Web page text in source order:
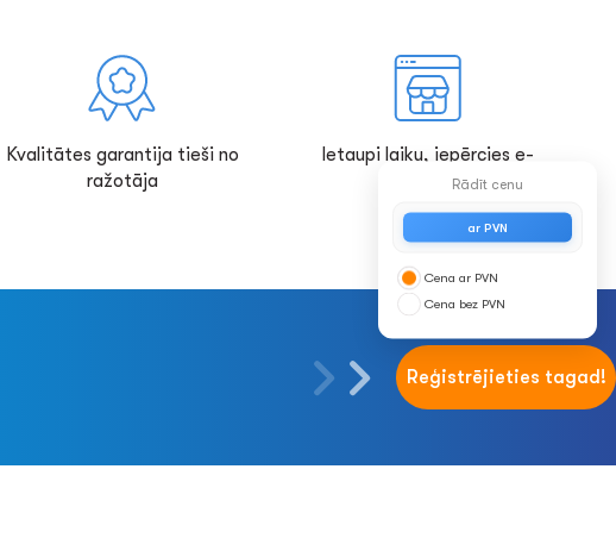
Rādīt cenu
ar PVN
Cena ar PVN
Cena bez PVN
Kvalitātes garantija tieši no
ražotāja
Ietaupi laiku, iepērcies e-
veikalā!
Reģistrējieties tagad!